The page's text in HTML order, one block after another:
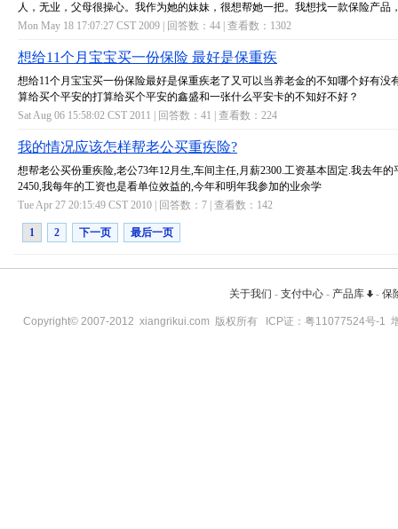
人，无业，父母很操心。我作为她的妹妹，很想帮她一把。我想找一款保险产品
Mon May 18 17:07:27 CST 2009 | 回答数： 44 | 查看数： 1302
想给11个月宝宝买一份保险 最好是保重疾
想给11个月宝宝买一份保险最好是保重疾老了又可以当养老金的不知哪个好有没
算给买个平安的打算给买个平安的鑫盛和一张什么平安卡的不知好不好？
Sat Aug 06 15:58:02 CST 2011 | 回答数： 41 | 查看数： 224
我的情况应该怎样帮老公买重疾险?
想帮老公买份重疾险,老公73年12月生,车间主任,月薪2300.工资基本固定.我去年的
2450,我每年的工资也是看单位效益的,今年和明年我参加的业余学
Tue Apr 27 20:15:49 CST 2010 | 回答数： 7 | 查看数： 142
1 2 下一页 最后一页
关于我们 - 支付中心- 产品库 - 保
Copyright© 2007-2012 xiangrikui.com 版权所有 ICP证： 粤11077524号-1